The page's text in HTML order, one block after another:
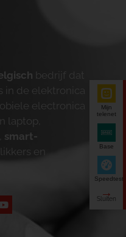
bedrijf dat
in de elektronica
electronica
laptop,
smart-
en
Mijn
telenet
Base
Speedtest